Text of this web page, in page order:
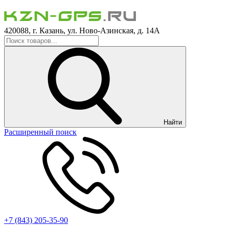
420088, г. Казань, ул. Ново-Азинская, д. 14А
Найти
Расширенный поиск
+7 (843) 205-35-90